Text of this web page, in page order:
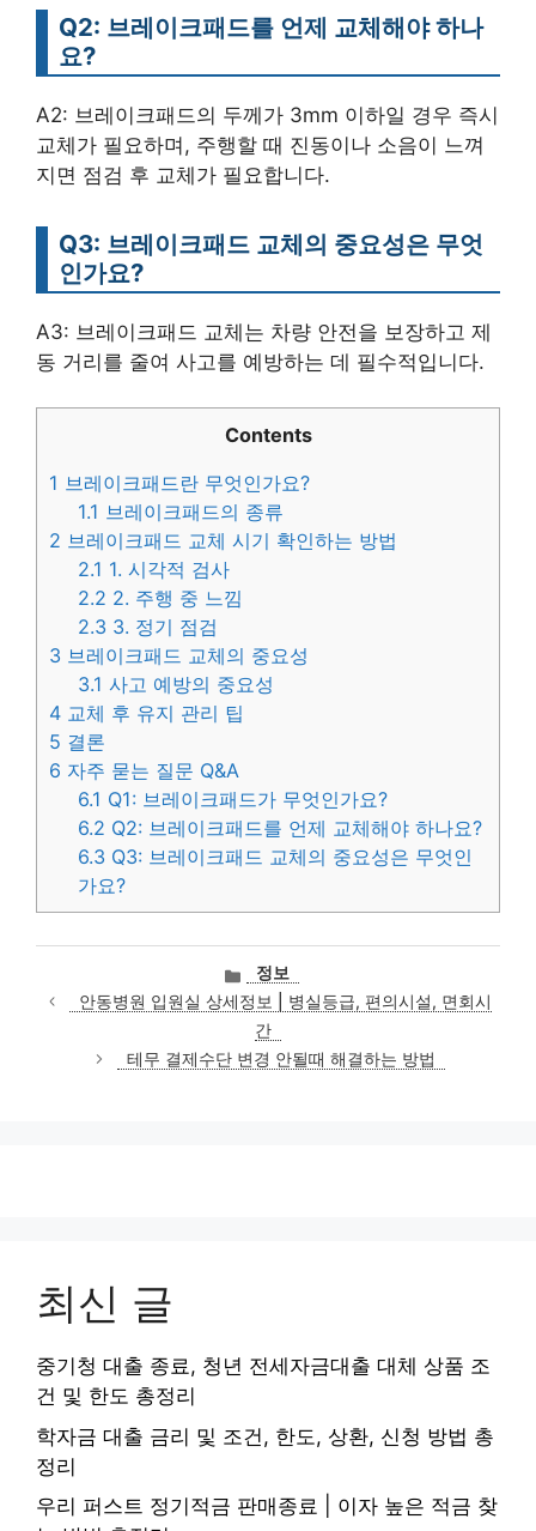
Q2: 브레이크패드를 언제 교체해야 하나
요?
A2: 브레이크패드의 두께가 3mm 이하일 경우 즉시
교체가 필요하며, 주행할 때 진동이나 소음이 느껴
지면 점검 후 교체가 필요합니다.
Q3: 브레이크패드 교체의 중요성은 무엇
인가요?
A3: 브레이크패드 교체는 차량 안전을 보장하고 제
동 거리를 줄여 사고를 예방하는 데 필수적입니다.
Contents
1 브레이크패드란 무엇인가요?
1.1 브레이크패드의 종류
2 브레이크패드 교체 시기 확인하는 방법
2.1 1. 시각적 검사
2.2 2. 주행 중 느낌
2.3 3. 정기 점검
3 브레이크패드 교체의 중요성
3.1 사고 예방의 중요성
4 교체 후 유지 관리 팁
5 결론
6 자주 묻는 질문 Q&A
6.1 Q1: 브레이크패드가 무엇인가요?
6.2 Q2: 브레이크패드를 언제 교체해야 하나요?
6.3 Q3: 브레이크패드 교체의 중요성은 무엇인
가요?
카
테
고
리
정보
안동병원 입원실 상세정보 | 병실등급, 편의시설, 면회시
간
테무 결제수단 변경 안될때 해결하는 방법
최신 글
중기청 대출 종료, 청년 전세자금대출 대체 상품 조
건 및 한도 총정리
학자금 대출 금리 및 조건, 한도, 상환, 신청 방법 총
정리
우리 퍼스트 정기적금 판매종료 | 이자 높은 적금 찾